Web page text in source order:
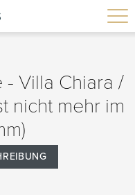
Villa Chiara /
nicht mehr im